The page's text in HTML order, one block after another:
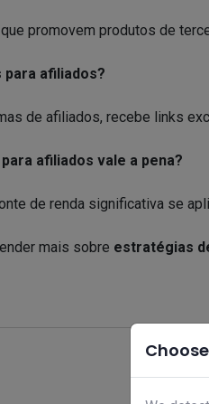
promovem produtos de
para afiliados?
de afiliados, recebe links
afiliados vale a pena?
de renda significativa se
mais sobre estratégias